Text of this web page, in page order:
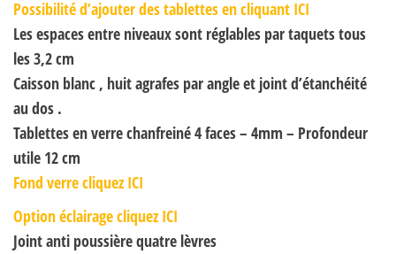
Possibilité d’ajouter des tablettes en cliquant ICI
Les espaces entre niveaux sont réglables par taquets tous
les 3,2 cm
Caisson blanc , huit agrafes par angle et joint d’étanchéité
au dos .
Tablettes en verre chanfreiné 4 faces – 4mm – Profondeur
utile 12 cm
Fond verre cliquez ICI
Option éclairage cliquez ICI
Joint anti poussière quatre lèvres